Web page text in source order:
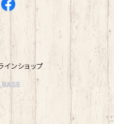
ンショップ